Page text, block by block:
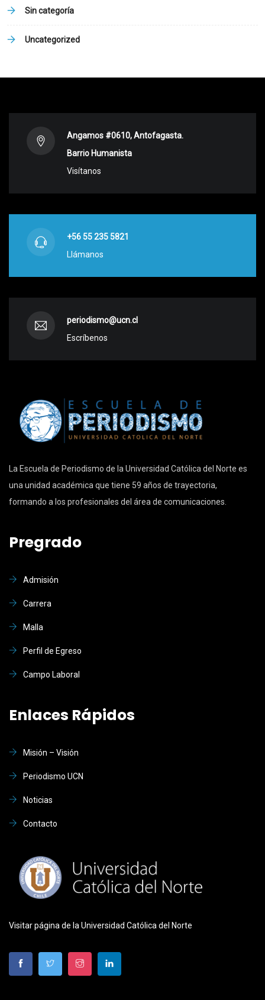
Sin categoría
Uncategorized
Angamos #0610, Antofagasta.
Barrio Humanista
Visítanos
+56 55 235 5821
Llámanos
periodismo@ucn.cl
Escríbenos
La Escuela de Periodismo de la Universidad Católica del Norte es
una unidad académica que tiene 59 años de trayectoria,
formando a los profesionales del área de comunicaciones.
Pregrado
Admisión
Carrera
Malla
Perfil de Egreso
Campo Laboral
Enlaces Rápidos
Misión – Visión
Periodismo UCN
Noticias
Contacto
Visitar página de la Universidad Católica del Norte